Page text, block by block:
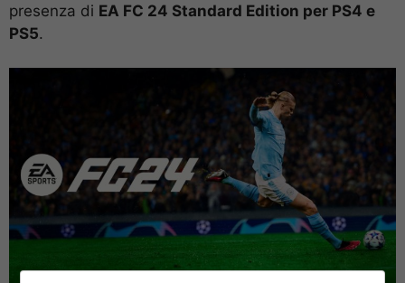
presenza di EA FC 24 Standard Edition per PS4 e
PS5.